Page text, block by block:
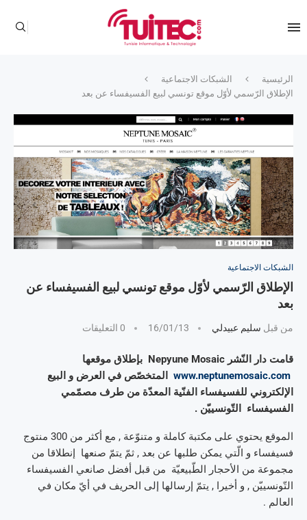
الرئيسية
الشبكات الاجتماعية
الإطلاق الرّسمي لأوّل موقع تونسي لبيع الفسيفساء عن بعد
الشبكات الاجتماعية
الإطلاق الرّسمي لأوّل موقع تونسي لبيع الفسيفساء عن
بعد
من قبل سليم عبيدلي 16/01/13 0 التعليقات
قامت دار النّشر Nepyune Mosaic بإطلاق موقعها
www.neptunemosaic.com المتخصّص في العرض و البيع
الإلكتروني للفسيفساء الفنّية المعدّة من طرف مصمّمي
الفسيفساء التّونسييّن .
الموقع يحتوي على مكتبة كاملة و متنوّعة , مع أكثر من 300 منتوج
فسيفساء و الّتي يمكن طلبها عن بعد , ثمّ يتمّ صنعها إنطلاقا من
مجموعة من الأحجار الطّبيعيّة من قبل أفضل صانعي الفسيفساء
التّونسييّن , و أخيرا , يتمّ إرسالها إلى الحريف في أيّ مكان في
العالم .